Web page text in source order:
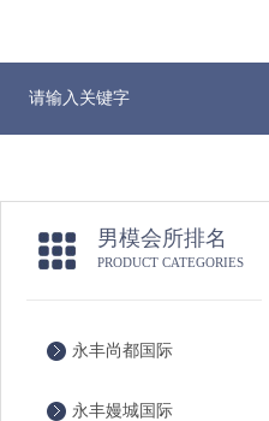
男模会所排名
PRODUCT CATEGORIES
永丰尚都国际
永丰嫚城国际